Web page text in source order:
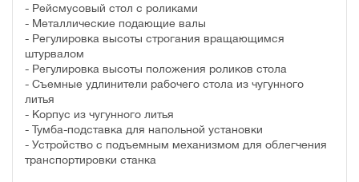
- Рейсмусовый стол с роликами
- Металлические подающие валы
- Регулировка высоты строгания вращающимся
штурвалом
- Регулировка высоты положения роликов стола
- Съемные удлинители рабочего стола из чугунного
литья
- Корпус из чугунного литья
- Тумба-подставка для напольной установки
- Устройство с подъемным механизмом для облегчения
транспортировки станка